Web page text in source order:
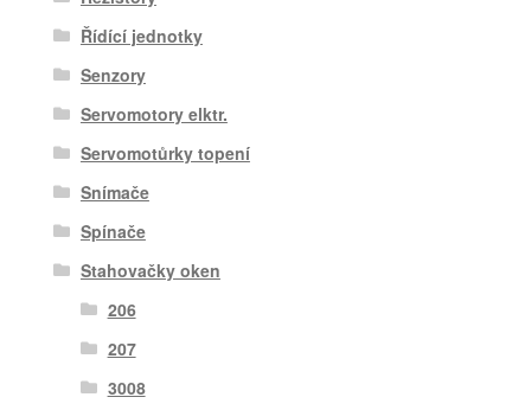
Řídící jednotky
Senzory
Servomotory elktr.
Servomotůrky topení
Snímače
Spínače
Stahovačky oken
206
207
3008